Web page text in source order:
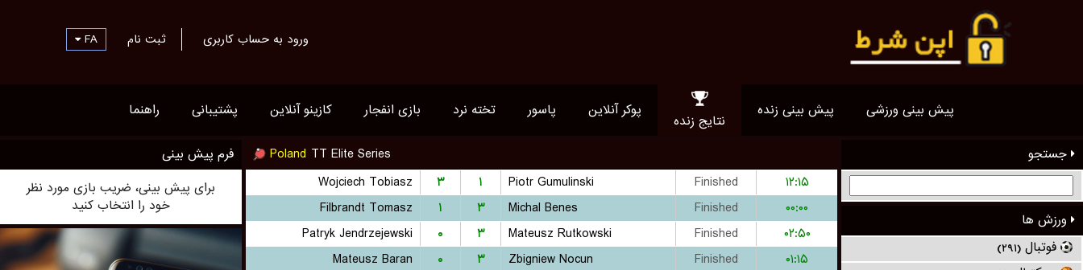
ورود به حساب کاربری ثبت نام FA
پیش بینی ورزشی پیش بینی زنده
نتایج زنده
پوکر آنلاین پاسور تخته نرد بازی انفجار کازینو آنلاین پشتیبانی راهنما
جستجو
ورزش ها
فوتبال (۲۹۱)
Poland TT Elite Series
Wojciech Tobiasz
۳ ۱ Piotr Gumulinski Finished
۱۲:۱۵
Filbrandt Tomasz
۱ ۳ Michal Benes Finished
۰۰:۰۰
Patryk Jendrzejewski
۰ ۳ Mateusz Rutkowski Finished
۰۲:۵۰
Mateusz Baran
۰ ۳ Zbigniew Nocun Finished
۰۱:۱۵
فرم پیش بینی
برای پیش بینی، ضریب بازی مورد نظر
خود را انتخاب کنید